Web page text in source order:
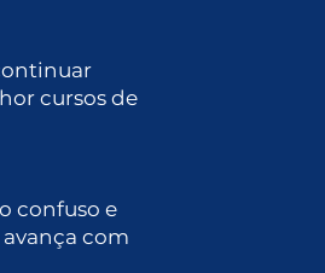
cursos de
confuso e
com